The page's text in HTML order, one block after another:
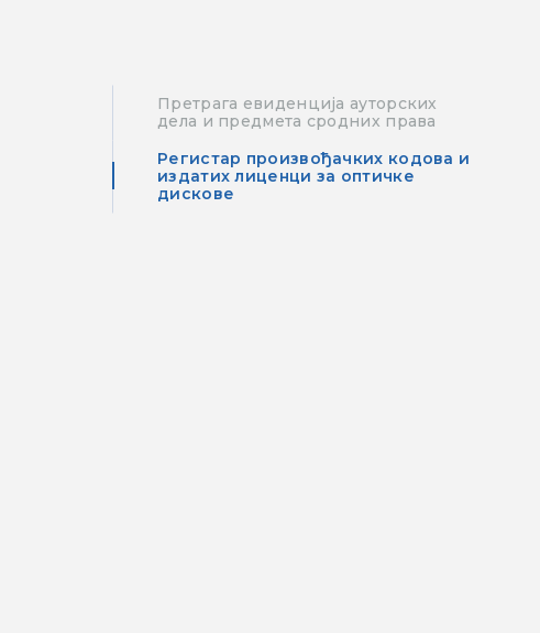
Претрага евиденција ауторских
дела и предмета сродних права
Регистар произвођачких кодова и
издатих лиценци за оптичке
дискове